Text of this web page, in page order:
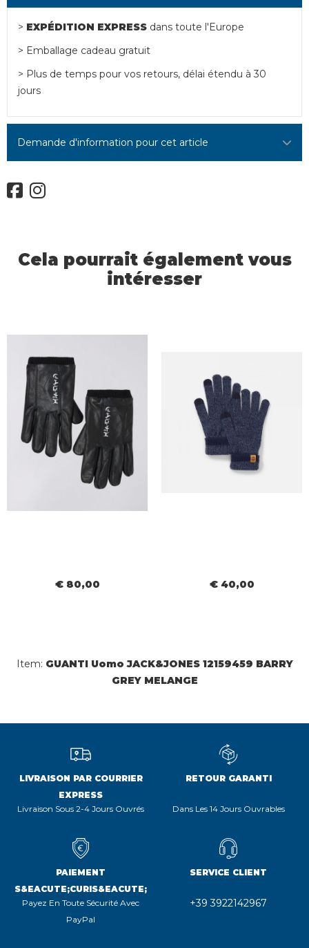
> EXPÉDITION EXPRESS dans toute l'Europe
> Emballage cadeau gratuit
> Plus de temps pour vos retours, délai étendu à 30
jours
Demande d'information pour cet article
Cela pourrait également vous
intéresser
€ 80,00 € 40,00
Item: GUANTI Uomo JACK&JONES 12159459 BARRY
GREY MELANGE
LIVRAISON PAR COURRIER
EXPRESS
Livraison Sous 2-4 Jours Ouvrés
RETOUR GARANTI
Dans Les 14 Jours Ouvrables
PAIEMENT
S&EACUTE;CURIS&EACUTE;
Payez En Toute Sécurité Avec
PayPal
SERVICE CLIENT
+39 3922142967